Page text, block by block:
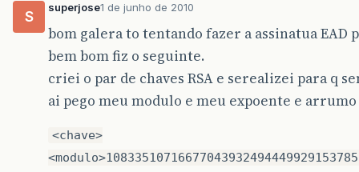
S
superjose1 de junho de 2010
bom galera to tentando fazer a assinatua EAD
bem bom fiz o seguinte.
criei o par de chaves RSA e serealizei para q
ai pego meu modulo e meu expoente e arrumo
<chave>